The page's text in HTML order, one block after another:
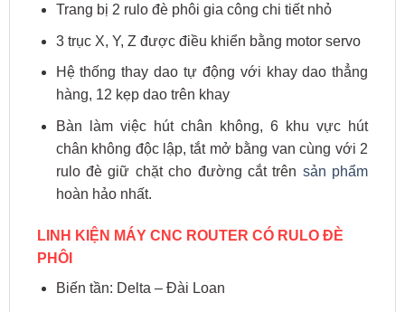
Trang bị 2 rulo đè phôi gia công chi tiết nhỏ
3 trục X, Y, Z được điều khiển bằng motor servo
Hệ thống thay dao tự động với khay dao thẳng
hàng, 12 kẹp dao trên khay
Bàn làm việc hút chân không, 6 khu vực hút
chân không độc lập, tắt mở bằng van cùng với 2
rulo đè giữ chặt cho đường cắt trên sản phẩm
hoàn hảo nhất.
LINH KIỆN MÁY CNC ROUTER CÓ RULO ĐÈ
PHÔI
Biến tần: Delta – Đài Loan